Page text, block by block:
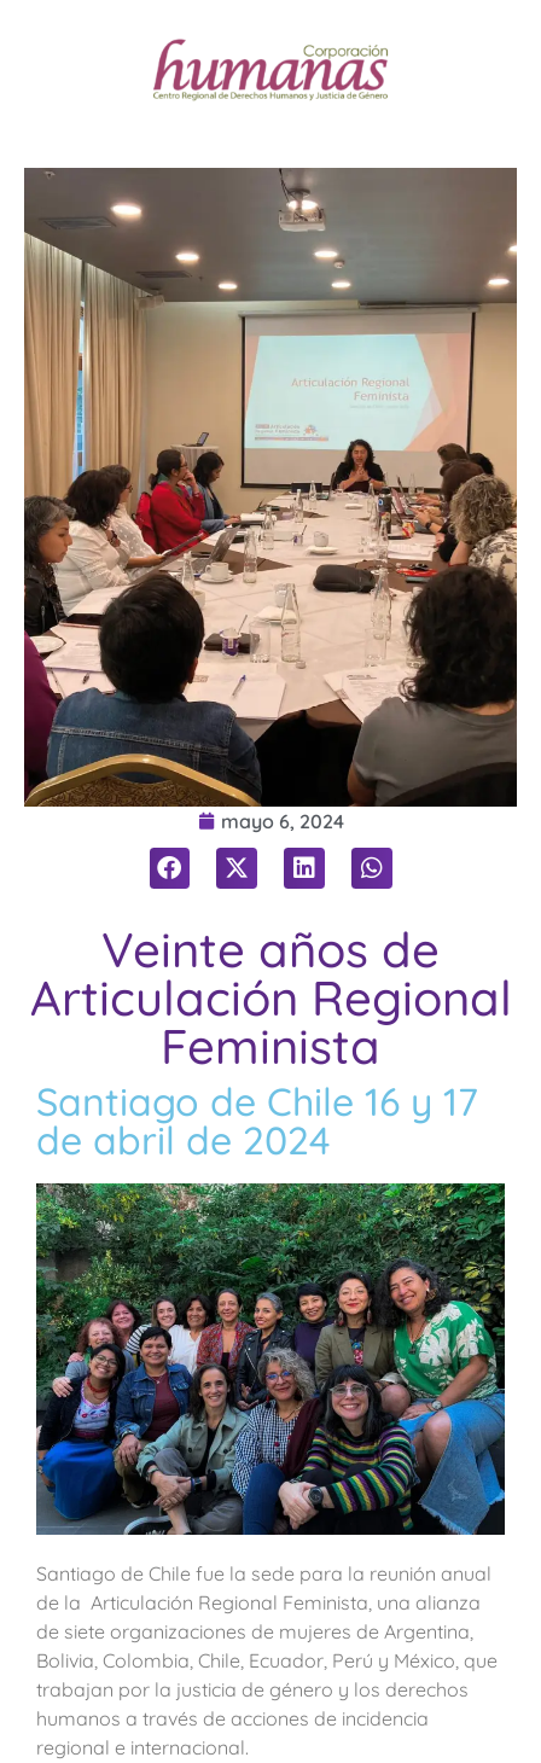
Veinte años de
Articulación Regional
Feminista
Santiago de Chile 16 y 17
de abril de 2024
Santiago de Chile fue la sede para la reunión anual
de la Articulación Regional Feminista, una alianza
de siete organizaciones de mujeres de Argentina,
Bolivia, Colombia, Chile, Ecuador, Perú y México, que
trabajan por la justicia de género y los derechos
humanos a través de acciones de incidencia
regional e internacional.
mayo 6, 2024